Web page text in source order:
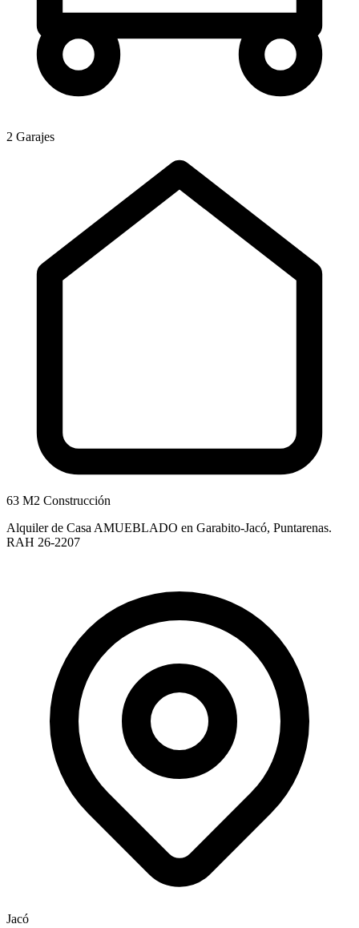
2 Garajes
63 M2 Construcción
Alquiler de Casa AMUEBLADO en Garabito-Jacó, Puntarenas.
RAH 26-2207
Jacó